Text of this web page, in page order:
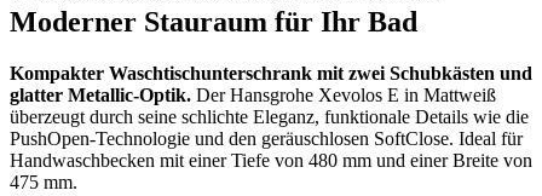
Moderner Stauraum für Ihr Bad
Kompakter Waschtischunterschrank mit zwei Schubkästen und
glatter Metallic-Optik. Der Hansgrohe Xevolos E in Mattweiß
überzeugt durch seine schlichte Eleganz, funktionale Details wie die
PushOpen-Technologie und den geräuschlosen SoftClose. Ideal für
Handwaschbecken mit einer Tiefe von 480 mm und einer Breite von
475 mm.